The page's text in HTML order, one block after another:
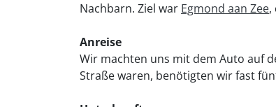
Nachbarn. Ziel war Egmond aan Zee,
Anreise
Wir machten uns mit dem Auto auf
Straße waren, benötigten wir fast